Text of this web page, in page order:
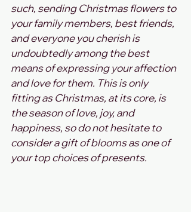
such, sending Christmas flowers to
your family members, best friends,
and everyone you cherish is
undoubtedly among the best
means of expressing your affection
and love for them. This is only
fitting as Christmas, at its core, is
the season of love, joy, and
happiness, so do not hesitate to
consider a gift of blooms as one of
your top choices of presents.